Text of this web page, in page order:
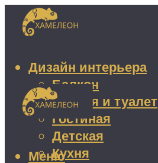
Дизайн интерьера
Балкон
Ванная и туалет
Гостиная
Детская
Кухня
Меню